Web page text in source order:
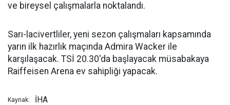
ve bireysel çalışmalarla noktalandı.
Sarı-lacivertliler, yeni sezon çalışmaları kapsamında
yarın ilk hazırlık maçında Admira Wacker ile
karşılaşacak. TSİ 20.30'da başlayacak müsabakaya
Raiffeisen Arena ev sahipliği yapacak.
Kaynak: İHA